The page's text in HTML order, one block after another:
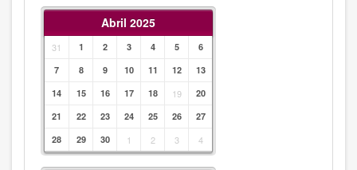
Abril 2025
31 1 2 3 4 5
6
7
8 9 10 11 12
13
14
15 16 17 18 19
20
21
22 23 24 25 26
27
28
29 30 1 2 3 4